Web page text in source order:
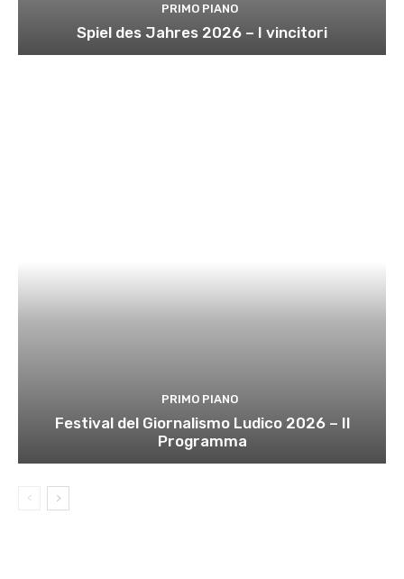
PRIMO PIANO
Spiel des Jahres 2026 – I vincitori
PRIMO PIANO
Festival del Giornalismo Ludico 2026 – Il
Programma